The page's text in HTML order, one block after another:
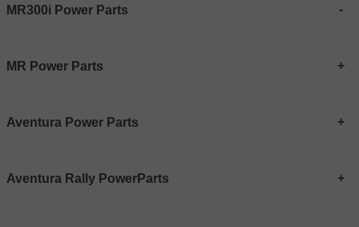
MR300i Power Parts
MR Power Parts
Aventura Power Parts
Aventura Rally PowerParts